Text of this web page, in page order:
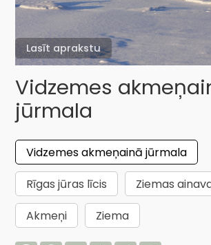
Lasīt aprakstu
Vidzemes
jūrmala
Vidzemes akmeņainā jūrmala
Rīgas jūras līcis
Ziemas
Akmeņi
Ziema